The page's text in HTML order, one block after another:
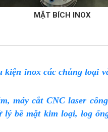
BÍCH INOX
inox các chủng loại
máy cắt CNC laser
lý bề mặt kim loại, log